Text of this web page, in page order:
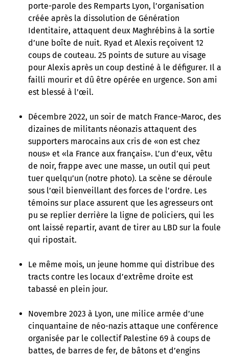
porte-parole des Remparts Lyon, l’organisation
créée après la dissolution de Génération
Identitaire, attaquent deux Maghrébins à la sortie
d’une boîte de nuit. Ryad et Alexis reçoivent 12
coups de couteau. 25 points de suture au visage
pour Alexis après un coup destiné à le défigurer. Il a
failli mourir et dû être opérée en urgence. Son ami
est blessé à l’œil.
Décembre 2022, un soir de match France-Maroc, des
dizaines de militants néonazis attaquent des
supporters marocains aux cris de «on est chez
nous» et «la France aux français». L’un d’eux, vêtu
de noir, frappe avec une masse, un outil qui peut
tuer quelqu’un (notre photo). La scène se déroule
sous l’œil bienveillant des forces de l’ordre. Les
témoins sur place assurent que les agresseurs ont
pu se replier derrière la ligne de policiers, qui les
ont laissé repartir, avant de tirer au LBD sur la foule
qui ripostait.
Le même mois, un jeune homme qui distribue des
tracts contre les locaux d’extrême droite est
tabassé en plein jour.
Novembre 2023 à Lyon, une milice armée d’une
cinquantaine de néo-nazis attaque une conférence
organisée par le collectif Palestine 69 à coups de
battes, de barres de fer, de bâtons et d’engins